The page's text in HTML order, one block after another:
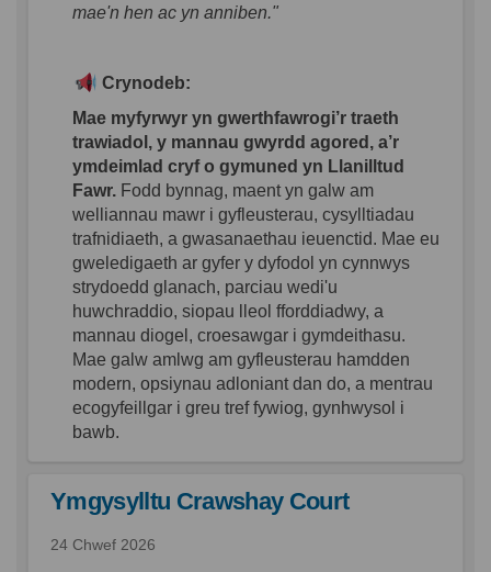
mae'n hen ac yn anniben."
Crynodeb:
Mae myfyrwyr yn gwerthfawrogi’r traeth
trawiadol, y mannau gwyrdd agored, a’r
ymdeimlad cryf o gymuned yn Llanilltud
Fawr. Fodd bynnag, maent yn galw am
welliannau mawr i gyfleusterau, cysylltiadau
trafnidiaeth, a gwasanaethau ieuenctid. Mae eu
gweledigaeth ar gyfer y dyfodol yn cynnwys
strydoedd glanach, parciau wedi'u
huwchraddio, siopau lleol fforddiadwy, a
mannau diogel, croesawgar i gymdeithasu.
Mae galw amlwg am gyfleusterau hamdden
modern, opsiynau adloniant dan do, a mentrau
ecogyfeillgar i greu tref fywiog, gynhwysol i
bawb.
Ymgysylltu Crawshay Court
24 Chwef 2026